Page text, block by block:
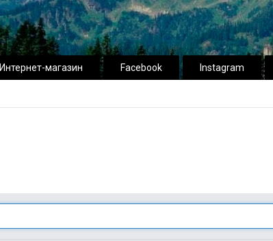
Интернет-магазин Facebook Instagram